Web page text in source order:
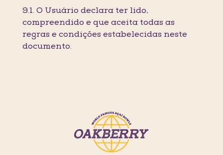
9.1. O Usuário declara ter lido,
compreendido e que aceita todas as
regras e condições estabelecidas neste
documento.